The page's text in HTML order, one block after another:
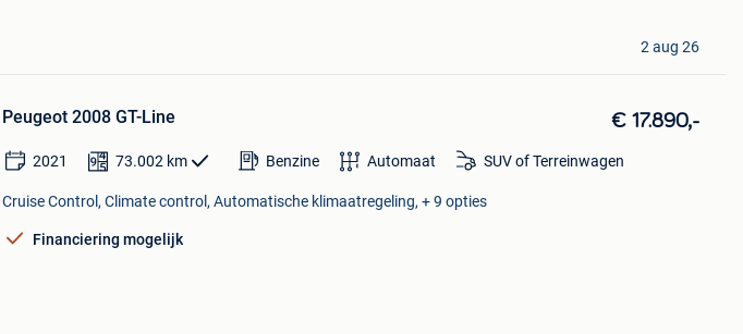
2 aug 26
Peugeot 2008 GT-Line € 17.890,-
2021 73.002 km Benzine Automaat SUV of Terreinwagen
Cruise Control, Climate control, Automatische klimaatregeling, + 9 opties
Financiering mogelijk